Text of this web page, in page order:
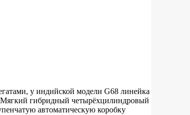
у индийской модели G68 линейка
Мягкий гибридный четырёхцилиндровый
автоматическую коробку